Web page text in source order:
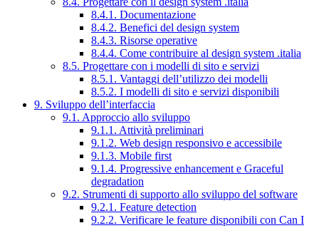
8.4.1. Documentazione
8.4.2. Benefici del design system
8.4.3. Risorse operative
8.4.4. Come contribuire al design system .italia
8.5. Progettare con i modelli di sito e servizi
8.5.1. Vantaggi dell’utilizzo dei modelli
8.5.2. I modelli di sito e servizi disponibili
9. Sviluppo dell’interfaccia
9.1. Approccio allo sviluppo
9.1.1. Attività preliminari
9.1.2. Web design responsivo e accessibile
9.1.3. Mobile first
9.1.4. Progressive enhancement e Graceful
degradation
9.2. Strumenti di supporto allo sviluppo del software
9.2.1. Feature detection
9.2.2. Verificare le feature disponibili con Can I